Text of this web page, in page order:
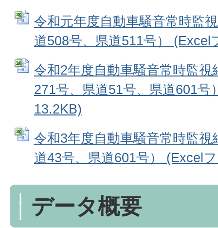
令和元年度自動車騒音常時監
道508号、県道511号） (Excel
令和2年度自動車騒音常時監視
271号、県道51号、県道601号
13.2KB)
令和3年度自動車騒音常時監視
道43号、県道601号） (Excel
データ概要